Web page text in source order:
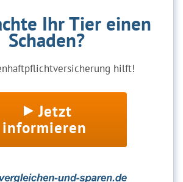
Ihr Tier einen
Schaden?
hilft!
Jetzt
informieren